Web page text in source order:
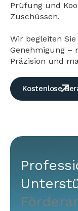
Prüfung und
Zuschüssen.
Wir begleiten
Genehmigung –
Präzision und
Kostenlose